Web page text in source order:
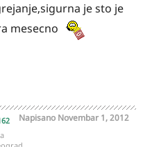
je sto je
mesecno
Napisano Novembar 1, 2012